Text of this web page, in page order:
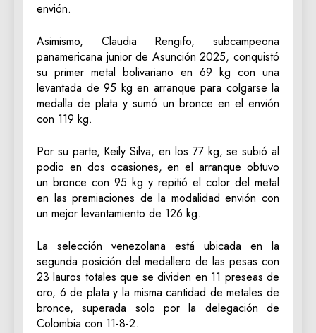
envión.
Asimismo, Claudia Rengifo, subcampeona
panamericana junior de Asunción 2025, conquistó
su primer metal bolivariano en 69 kg con una
levantada de 95 kg en arranque para colgarse la
medalla de plata y sumó un bronce en el envión
con 119 kg.
Por su parte, Keily Silva, en los 77 kg, se subió al
podio en dos ocasiones, en el arranque obtuvo
un bronce con 95 kg y repitió el color del metal
en las premiaciones de la modalidad envión con
un mejor levantamiento de 126 kg.
La selección venezolana está ubicada en la
segunda posición del medallero de las pesas con
23 lauros totales que se dividen en 11 preseas de
oro, 6 de plata y la misma cantidad de metales de
bronce, superada solo por la delegación de
Colombia con 11-8-2.